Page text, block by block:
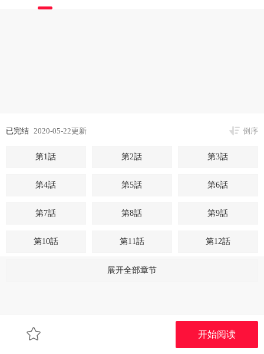
已完结 2020-05-22更新 倒序
第1話 第2話 第3話
第4話 第5話 第6話
第7話 第8話 第9話
第10話 第11話 第12話
第14話
第19話
开始阅读
展开全部章节